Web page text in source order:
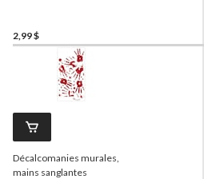
2,99 $
Décalcomanies murales,
mains sanglantes